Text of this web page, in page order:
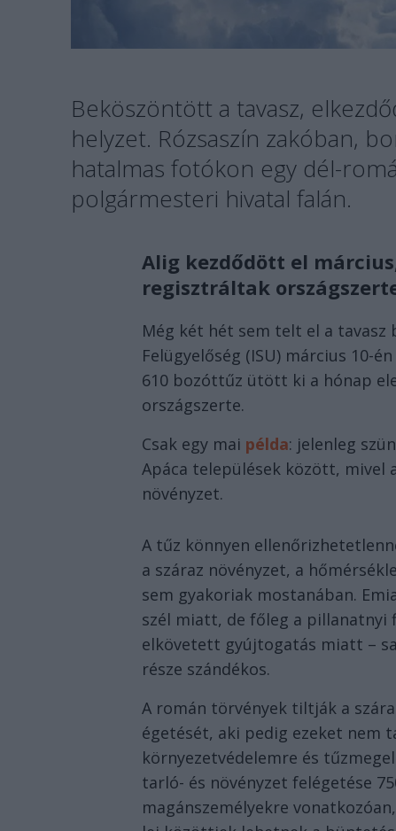
Beköszöntött a tavasz,
helyzet. Rózsaszín zakóban,
hatalmas fotókon egy dél-
polgármesteri hivatal falán.
Alig kezdődött el
regisztráltak
Még két hét sem telt el a
Felügyelőség (ISU) március 10-
610 bozóttűz ütött ki a hónap
országszerte.
Csak egy mai példa: jelenleg
Apáca települések között, mivel
növényzet.
A tűz könnyen
a száraz növényzet, a
sem gyakoriak mostanában.
szél miatt, de főleg a pillanatnyi
elkövetett gyújtogatás miatt –
része szándékos.
A román törvények tiltják a
égetését, aki pedig ezeket nem
környezetvédelemre és
tarló- és növényzet felégetése
magánszemélyekre